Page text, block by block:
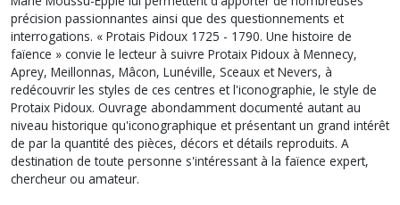
précision passionnantes ainsi que des questionnements et
interrogations. « Protais Pidoux 1725 - 1790. Une histoire de
faïence » convie le lecteur à suivre Protaix Pidoux à Mennecy,
Aprey, Meillonnas, Mâcon, Lunéville, Sceaux et Nevers, à
redécouvrir les styles de ces centres et l'iconographie, le style de
Protaix Pidoux. Ouvrage abondamment documenté autant au
niveau historique qu'iconographique et présentant un grand intérêt
de par la quantité des pièces, décors et détails reproduits. A
destination de toute personne s'intéressant à la faïence expert,
chercheur ou amateur.